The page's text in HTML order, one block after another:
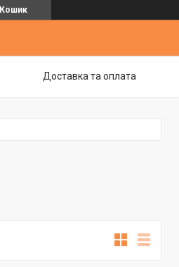
Кошик
Доставка та оплата